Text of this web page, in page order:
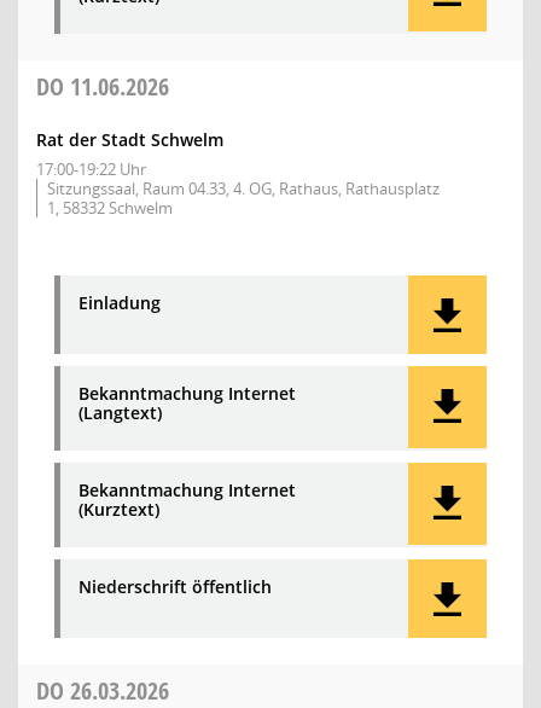
DO 11.06.2026
Rat der Stadt Schwelm
17:00-19:22 Uhr
Sitzungssaal, Raum 04.33, 4. OG, Rathaus, Rathausplatz
1, 58332 Schwelm
Einladung
Bekanntmachung Internet
(Langtext)
Bekanntmachung Internet
(Kurztext)
Niederschrift öffentlich
DO 26.03.2026